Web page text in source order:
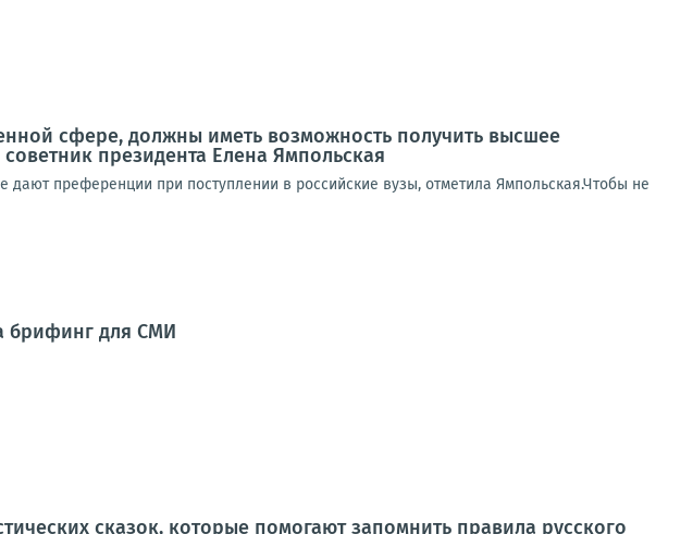
сфере, должны иметь возможность получить высшее
президента Елена Ямпольская
преференции при поступлении в российские вузы, отметила Ямпольская.Чтобы не
брифинг для СМИ
сказок, которые помогают запомнить правила русского